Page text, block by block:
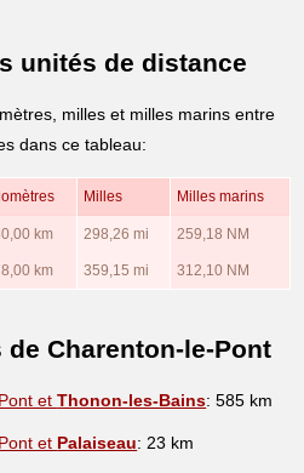
unités de distance
milles et milles marins entre
dans ce tableau:
Milles Milles marins
km 298,26 mi 259,18 NM
km 359,15 mi 312,10 NM
Charenton-le-Pont
etThonon-les-Bains: 585 km
et Palaiseau: 23 km